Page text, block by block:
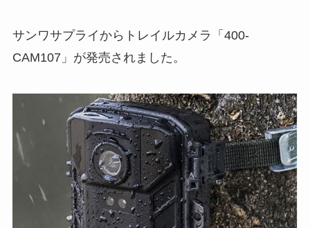
サンワサプライからトレイルカメラ「400-
CAM107」が発売されました。